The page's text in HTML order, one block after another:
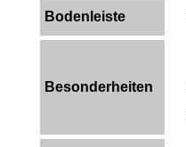
Bodenleiste
Besonderheiten